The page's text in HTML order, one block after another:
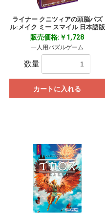
ライナー クニツィアの頭脳パズ
ル:メイク ミー スマイル 日本語版
販売価格:￥1,728
一人用パズルゲーム
数量
カートに入れる